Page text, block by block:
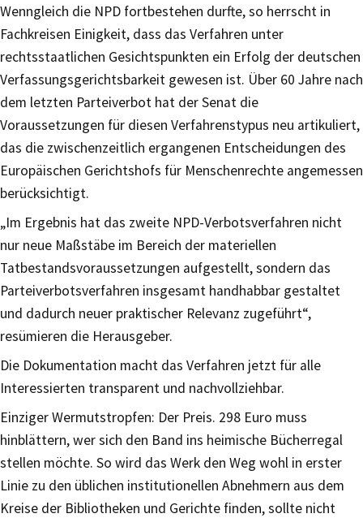
Wenngleich die NPD fortbestehen durfte, so herrscht in
Fachkreisen Einigkeit, dass das Verfahren unter
rechtsstaatlichen Gesichtspunkten ein Erfolg der deutschen
Verfassungsgerichtsbarkeit gewesen ist. Über 60 Jahre nach
dem letzten Parteiverbot hat der Senat die
Voraussetzungen für diesen Verfahrenstypus neu artikuliert,
das die zwischenzeitlich ergangenen Entscheidungen des
Europäischen Gerichtshofs für Menschenrechte angemessen
berücksichtigt.
„Im Ergebnis hat das zweite NPD-Verbotsverfahren nicht
nur neue Maßstäbe im Bereich der materiellen
Tatbestandsvoraussetzungen aufgestellt, sondern das
Parteiverbotsverfahren insgesamt handhabbar gestaltet
und dadurch neuer praktischer Relevanz zugeführt“,
resümieren die Herausgeber.
Die Dokumentation macht das Verfahren jetzt für alle
Interessierten transparent und nachvollziehbar.
Einziger Wermutstropfen: Der Preis. 298 Euro muss
hinblättern, wer sich den Band ins heimische Bücherregal
stellen möchte. So wird das Werk den Weg wohl in erster
Linie zu den üblichen institutionellen Abnehmern aus dem
Kreise der Bibliotheken und Gerichte finden, sollte nicht